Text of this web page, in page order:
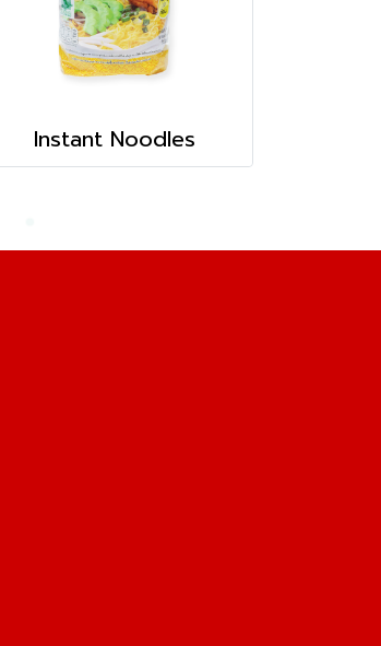
Instant Noodles